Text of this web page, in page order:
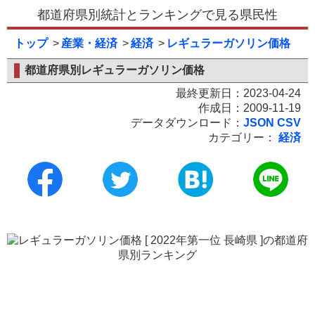
都道府県別統計とランキングで見る県民性
トップ 産業・経済 経済 レギュラーガソリン価格
都道府県別レギュラーガソリン価格
最終更新日：2023-04-24
作成日：2009-11-19
データダウンロード： JSON CSV
カテゴリー：
経済